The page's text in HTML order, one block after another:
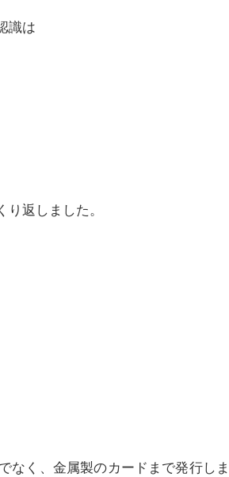
識は
返しました。
なく、金属製のカードまで発行しま